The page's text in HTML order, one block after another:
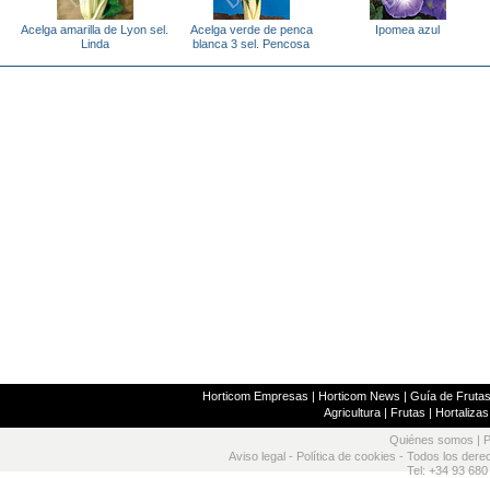
Acelga amarilla de Lyon sel.
Linda
Acelga verde de penca
blanca 3 sel. Pencosa
Ipomea azul
Horticom Empresas | Horticom News | Guía de
Agricultura| Frutas | Hortalizas
Quiénes somos
Aviso legal - Política de cookies - Todos los
Tel: +34 93